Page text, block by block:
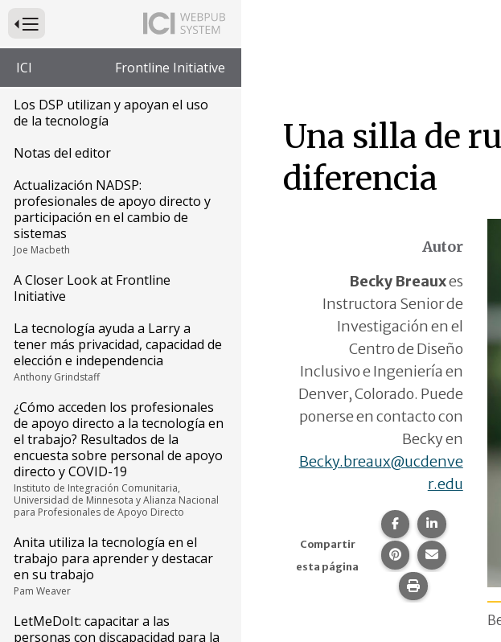
Presione para alternar la navegación principal del sitio web
ICI Frontline Initiative
Los DSP utilizan y apoyan el uso
de la tecnología
Notas del editor
Actualización NADSP:
profesionales de apoyo directo y
participación en el cambio de
sistemas
Joe Macbeth
A Closer Look at Frontline
Initiative
La tecnología ayuda a Larry a
tener más privacidad, capacidad de
elección e independencia
Anthony Grindstaff
¿Cómo acceden los profesionales
de apoyo directo a la tecnología en
el trabajo? Resultados de la
encuesta sobre personal de apoyo
directo y COVID-19
Instituto de Integración Comunitaria,
Universidad de Minnesota y Alianza Nacional
para Profesionales de Apoyo Directo
Anita utiliza la tecnología en el
trabajo para aprender y destacar
en su trabajo
Pam Weaver
LetMeDoIt: capacitar a las
personas con discapacidad para la
Una silla de
diferencia
Autor
Becky Breauxes
Instructora Senior de
Investigación en el
Centro de Diseño
Inclusivo e Ingeniería en
Denver, Colorado. Puede
ponerse en contacto con
Becky en
Becky.breaux@ucdenve
r.edu
Compartir
esta página
Compartir esta
Compartir
Compartir esta
Comparte
Imprime esta